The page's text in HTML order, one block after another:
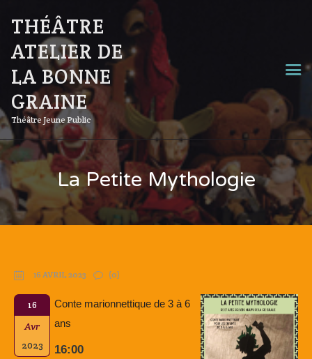
THÉÂTRE
ATELIER DE
LA BONNE
GRAINE
Théâtre Jeune Public
La Petite Mythologie
16 AVRIL 2023 (0)
16
Avr
2023
Conte marionnettique de 3 à 6
ans
16:00